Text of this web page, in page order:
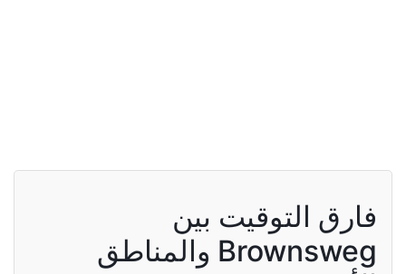
فارق التوقيت بين
Brownsweg والمناطق